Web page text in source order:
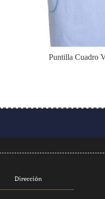
Puntilla Cuadro
Dirección